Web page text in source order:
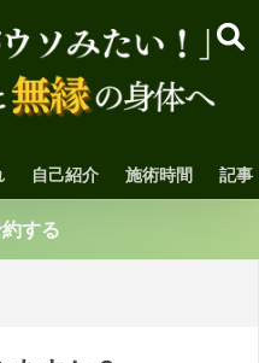
自己紹介 施術時間 記事
する